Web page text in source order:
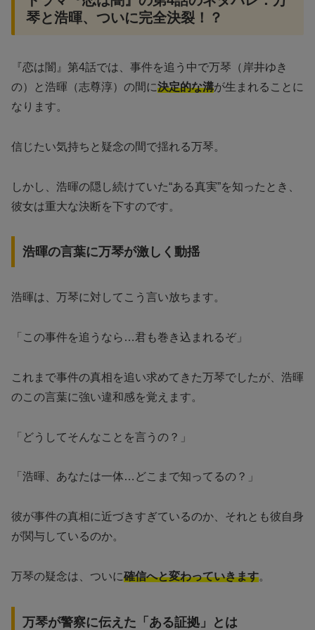
琴と浩暉、ついに完全決裂！？
『恋は闇』第4話では、事件を追う中で万琴（岸井ゆき
の）と浩暉（志尊淳）の間に決定的な溝が生まれることに
なります。
信じたい気持ちと疑念の間で揺れる万琴。
しかし、浩暉の隠し続けていた“ある真実”を知ったとき、
彼女は重大な決断を下すのです。
浩暉の言葉に万琴が激しく動揺
浩暉は、万琴に対してこう言い放ちます。
「この事件を追うなら…君も巻き込まれるぞ」
これまで事件の真相を追い求めてきた万琴でしたが、浩暉
のこの言葉に強い違和感を覚えます。
「どうしてそんなことを言うの？」
「浩暉、あなたは一体…どこまで知ってるの？」
彼が事件の真相に近づきすぎているのか、それとも彼自身
が関与しているのか。
万琴の疑念は、ついに確信へと変わっていきます。
万琴が警察に伝えた「ある証拠」とは